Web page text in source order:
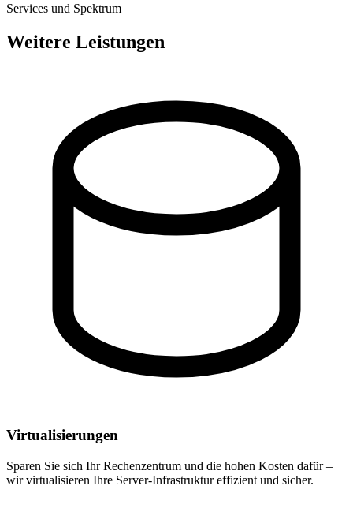
Services und Spektrum
Weitere Leistungen
Virtualisierungen
Sparen Sie sich Ihr Rechenzentrum und die hohen Kosten dafür –
wir virtualisieren Ihre Server-Infrastruktur effizient und sicher.